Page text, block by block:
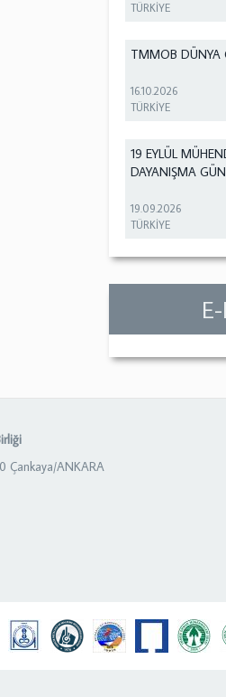
TÜRKİYE
TMMOB DÜNYA
16.10.2026
TÜRKİYE
19 EYLÜL
DAYANIŞMA
19.09.2026
TÜRKİYE
Çankaya/ANKARA